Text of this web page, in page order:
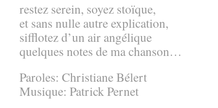
restez serein, soyez stoïque,
et sans nulle autre explication,
sifflotez d’un air angélique
quelques notes de ma chanson…
Paroles: Christiane Bélert
Musique: Patrick Pernet